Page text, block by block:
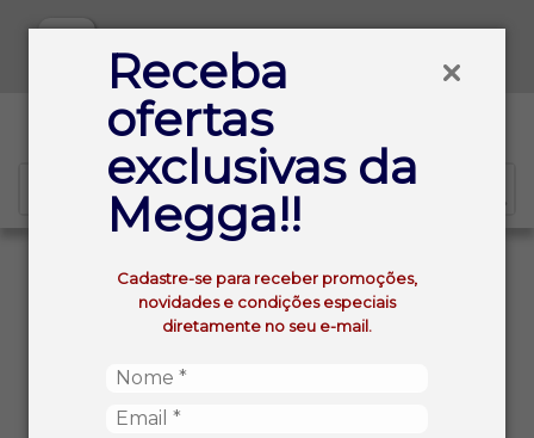
Receba
ofertas
exclusivas da
Megga!!
Cadastre-se para receber promoções,
novidades e condições especiais
diretamente no seu e-mail.
BUCHO BOVINO BRANQUEADO CONGELADO PUL